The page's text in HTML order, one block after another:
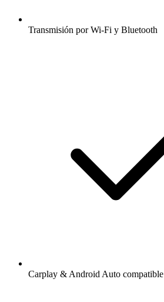
Transmisión por Wi-Fi y Bluetooth
Carplay & Android Auto compatible